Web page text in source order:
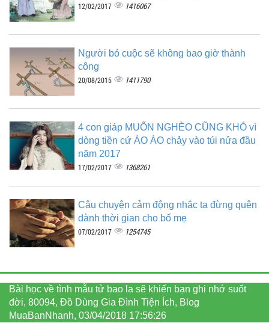
12/02/2017 1416067
Người bỏ cuộc sẽ không bao giờ thành
công
20/08/2015 1411790
4 con giáp MUỐN NGHÈO CŨNG KHÓ vì
dòng tiền cứ ÀO ÀO chảy vào túi nửa đầu
năm 2017
17/02/2017 1368261
Câu chuyện cảm động nhắc ta đừng quên
dành thời gian cho bố mẹ
07/02/2017 1254745
Bài học về tình mẫu tử bao la sẽ khiến bạn ghi nhớ suốt
đời, 80094, Đồ Dùng Gia Đình Tiện Ích, Blog
MuaBanNhanh, 03/04/2018 17:56:26